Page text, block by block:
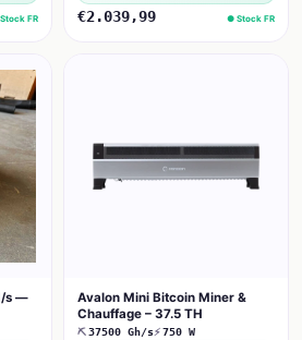
FR €2.039,99 ● Stock FR
s —
Avalon Mini Bitcoin Miner &
Chauffage – 37.5 TH
⛏37500 Gh/s⚡750 W